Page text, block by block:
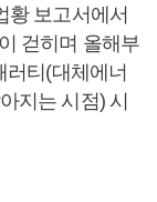
황 보고서에서
걷히며 올해부
러티(대체에너
지는 시점) 시